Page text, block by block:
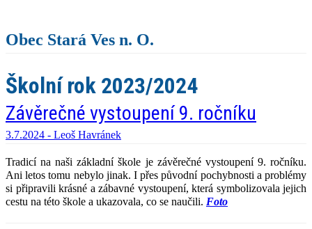
Obec Stará Ves n. O.
Školní rok 2023/2024
Závěrečné vystoupení 9. ročníku
3.7.2024 - Leoš Havránek
Tradicí na naši základní škole je závěrečné vystoupení 9. ročníku.
Ani letos tomu nebylo jinak. I přes původní pochybnosti a problémy
si připravili krásné a zábavné vystoupení, která symbolizovala jejich
cestu na této škole a ukazovala, co se naučili. Foto